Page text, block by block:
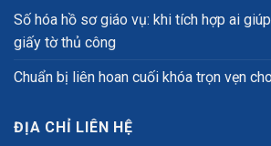
Số hóa hồ sơ giáo vụ: khi tích hợp ai
giấy tờ thủ công
Chuẩn bị liên hoan cuối khóa trọn vẹn
ĐỊA CHỈ LIÊN HỆ